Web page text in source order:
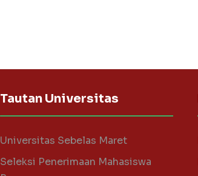
Tautan Universitas
Universitas Sebelas Maret
Seleksi Penerimaan Mahasiswa